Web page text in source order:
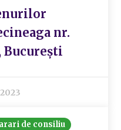
nr.
București
de consiliu